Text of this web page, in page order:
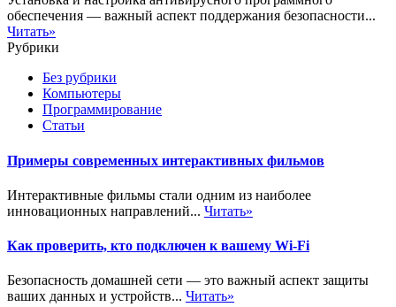
обеспечения — важный аспект поддержания безопасности...
Читать»
Рубрики
Без рубрики
Компьютеры
Программирование
Статьи
Примеры современных интерактивных фильмов
Интерактивные фильмы стали одним из наиболее
инновационных направлений... Читать»
Как проверить, кто подключен к вашему Wi-Fi
Безопасность домашней сети — это важный аспект защиты
ваших данных и устройств... Читать»